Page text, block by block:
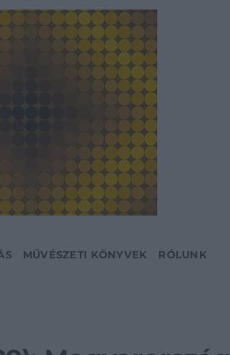
MŰVÉSZETI KÖNYVEK RÓLUNK